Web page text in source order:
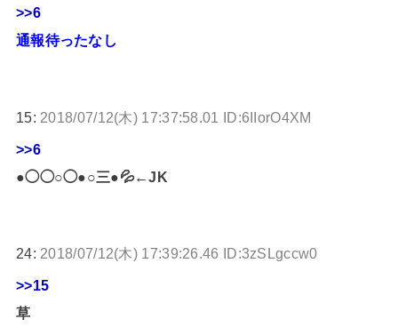
>>6
通報待ったなし
15: 2018/07/12(木) 17:37:58.01 ID:6IIorO4XM
>>6
●◯◯○◯●○三●💦←JK
24: 2018/07/12(木) 17:39:26.46 ID:3zSLgccw0
>>15
草